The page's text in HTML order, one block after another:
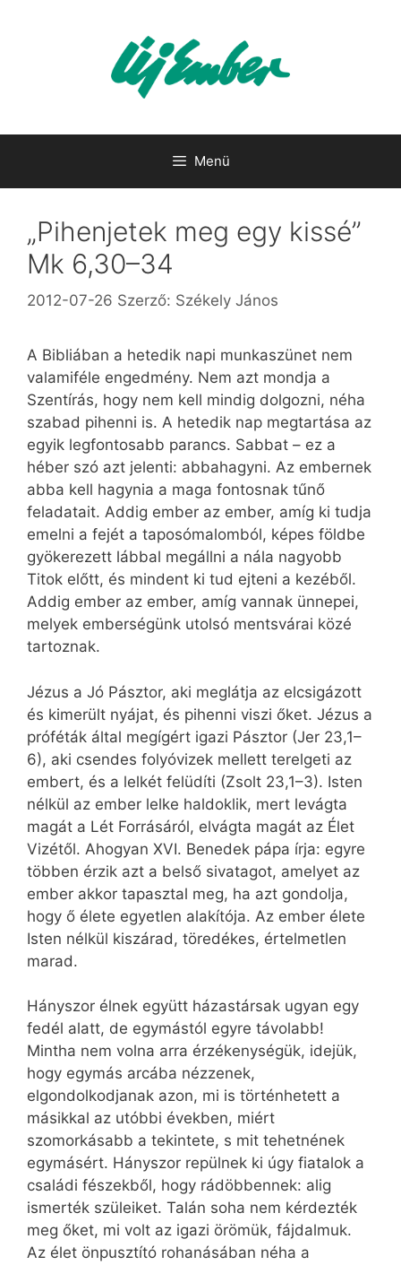
Menü
„Pihenjetek meg egy kissé”
Mk 6,30–34
2012-07-26 Szerző: Székely János
A Bibliában a hetedik napi munkaszünet nem
valamiféle engedmény. Nem azt mondja a
Szentírás, hogy nem kell mindig dolgozni, néha
szabad pihenni is. A hetedik nap megtartása az
egyik legfontosabb parancs. Sabbat – ez a
héber szó azt jelenti: abbahagyni. Az embernek
abba kell hagynia a maga fontosnak tűnő
feladatait. Addig ember az ember, amíg ki tudja
emelni a fejét a taposómalomból, képes földbe
gyökerezett lábbal megállni a nála nagyobb
Titok előtt, és mindent ki tud ejteni a kezéből.
Addig ember az ember, amíg vannak ünnepei,
melyek emberségünk utolsó mentsvárai közé
tartoznak.
Jézus a Jó Pásztor, aki meglátja az elcsigázott
és kimerült nyájat, és pihenni viszi őket. Jézus a
próféták által megígért igazi Pásztor (Jer 23,1–
6), aki csendes folyóvizek mellett terelgeti az
embert, és a lelkét felüdíti (Zsolt 23,1–3). Isten
nélkül az ember lelke haldoklik, mert levágta
magát a Lét Forrásáról, elvágta magát az Élet
Vizétől. Ahogyan XVI. Benedek pápa írja: egyre
többen érzik azt a belső sivatagot, amelyet az
ember akkor tapasztal meg, ha azt gondolja,
hogy ő élete egyetlen alakítója. Az ember élete
Isten nélkül kiszárad, töredékes, értelmetlen
marad.
Hányszor élnek együtt házastársak ugyan egy
fedél alatt, de egymástól egyre távolabb!
Mintha nem volna arra érzékenységük, idejük,
hogy egymás arcába nézzenek,
elgondolkodjanak azon, mi is történhetett a
másikkal az utóbbi években, miért
szomorkásabb a tekintete, s mit tehetnének
egymásért. Hányszor repülnek ki úgy fiatalok a
családi fészekből, hogy rádöbbennek: alig
ismerték szüleiket. Talán soha nem kérdezték
meg őket, mi volt az igazi örömük, fájdalmuk.
Az élet önpusztító rohanásában néha a